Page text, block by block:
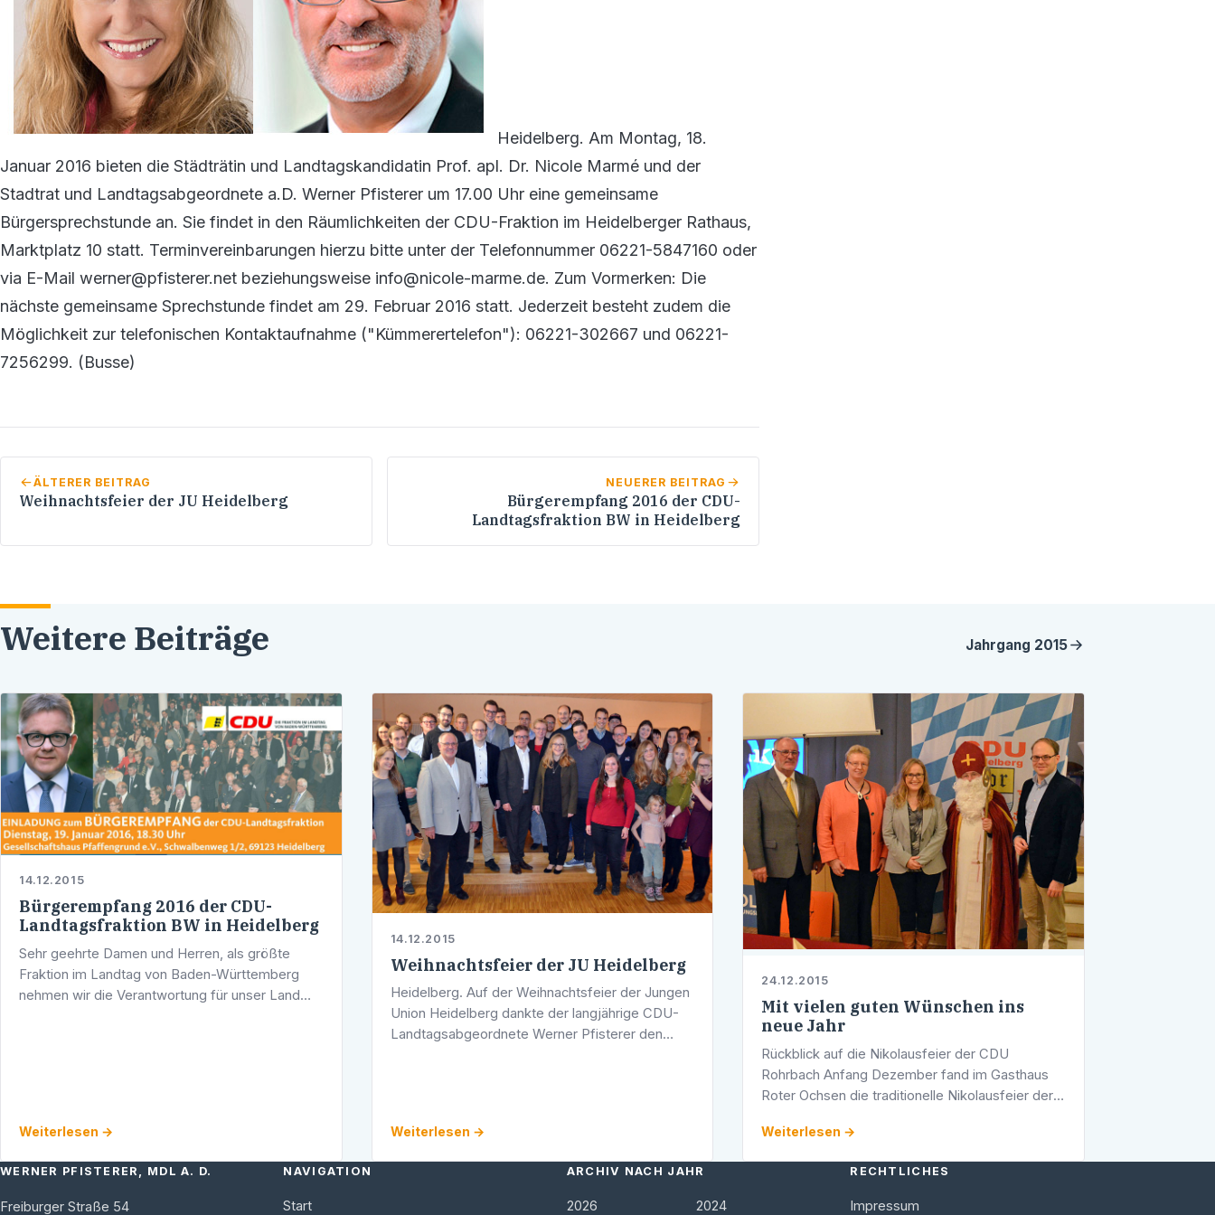
Heidelberg. Am Montag, 18.
Januar 2016 bieten die Städträtin und Landtagskandidatin Prof. apl. Dr. Nicole Marmé und der
Stadtrat und Landtagsabgeordnete a.D. Werner Pfisterer um 17.00 Uhr eine gemeinsame
Bürgersprechstunde an. Sie findet in den Räumlichkeiten der CDU-Fraktion im Heidelberger Rathaus,
Marktplatz 10 statt. Terminvereinbarungen hierzu bitte unter der Telefonnummer 06221-5847160 oder
via E-Mail werner@pfisterer.net beziehungsweise info@nicole-marme.de. Zum Vormerken: Die
nächste gemeinsame Sprechstunde findet am 29. Februar 2016 statt. Jederzeit besteht zudem die
Möglichkeit zur telefonischen Kontaktaufnahme ("Kümmerertelefon"): 06221-302667 und 06221-
7256299. (Busse)
ÄLTERER BEITRAG
Weihnachtsfeier der JU Heidelberg
NEUERER BEITRAG
Bürgerempfang 2016 der CDU-
Landtagsfraktion BW in Heidelberg
Weitere Beiträge Jahrgang 2015
14.12.2015
Bürgerempfang 2016 der CDU-
Landtagsfraktion BW in Heidelberg
Sehr geehrte Damen und Herren, als größte
Fraktion im Landtag von Baden-Württemberg
nehmen wir die Verantwortung für unser Land
Weiterlesen →
14.12.2015
Weihnachtsfeier der JU Heidelberg
Heidelberg. Auf der Weihnachtsfeier der Jungen
Union Heidelberg dankte der langjährige CDU-
Landtagsabgeordnete Werner Pfisterer den
Weiterlesen →
24.12.2015
Mit vielen guten Wünschen ins
neue Jahr
Rückblick auf die Nikolausfeier der CDU
Rohrbach Anfang Dezember fand im Gasthaus
Roter Ochsen die traditionelle Nikolausfeier der
Ehrengäste waren gekommen, um das politische
…
Weiterlesen →
WERNER PFISTERER, MDL A. D.
Freiburger Straße 54
NAVIGATION
Start
ARCHIV NACH JAHR
2026 2024
RECHTLICHES
Impressum